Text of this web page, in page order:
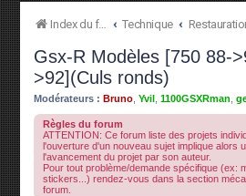
Index du forum Technique
Gsx-R Modèles [750 88-
>92](Culs ronds)
Modérateurs : Bruno ,Yvil ,1100GSXRman ,
Règles du forum
ATTENTION: Ce forum liste des projets
l'ouverture d'un nouveau sujet implique alors
l'avancement du projet par son auteur.
Pour tout problème/demande spécifique (ex:
stickers...) rendez-vous dans la section
forum.